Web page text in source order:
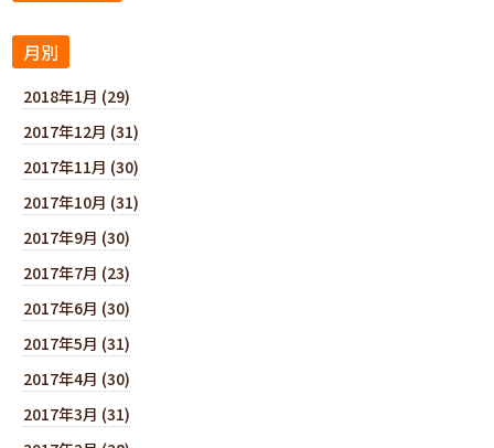
月別
2018年1月 (29)
2017年12月 (31)
2017年11月 (30)
2017年10月 (31)
2017年9月 (30)
2017年7月 (23)
2017年6月 (30)
2017年5月 (31)
2017年4月 (30)
2017年3月 (31)